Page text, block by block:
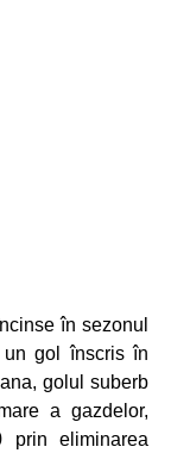
în sezonul
gol înscris în
golul suberb
a gazdelor,
prin eliminarea